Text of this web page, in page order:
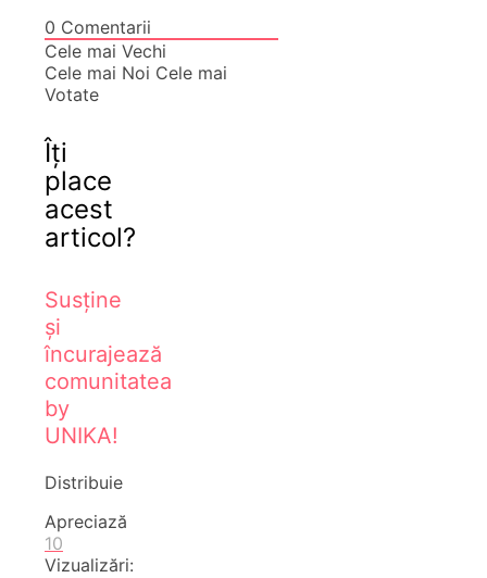
0 Comentarii
Cele mai Vechi
Cele mai Noi Cele mai
Votate
Îți
place
acest
articol?
Susține
și
încurajează
comunitatea
by
UNIKA!
Distribuie
Apreciază
10
Vizualizări: